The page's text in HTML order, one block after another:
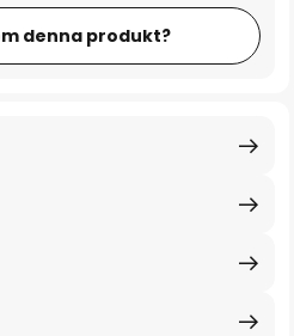
denna produkt?